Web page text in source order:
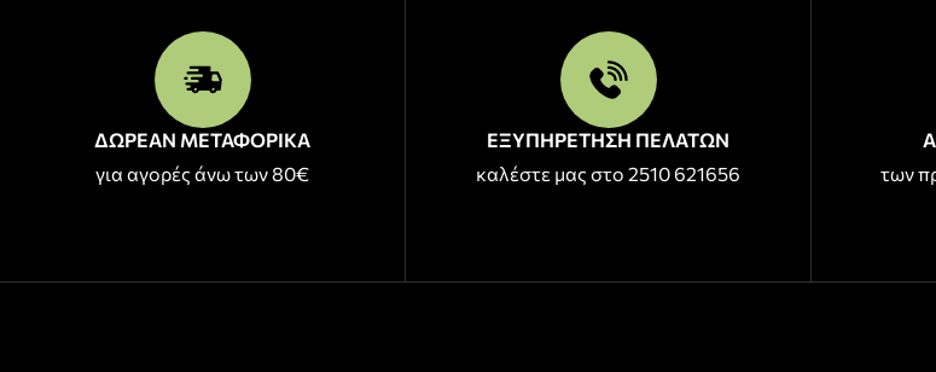
ΔΩΡΕΑΝ ΜΕΤΑΦΟΡΙΚΑ
για αγορές άνω των 80€
ΕΞΥΠΗΡΕΤΗΣΗ ΠΕΛΑΤΩΝ
καλέστε μας στο 2510 621656
των